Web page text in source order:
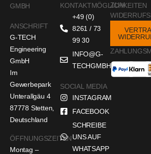
GMBH
ANSCHRIFT
G-TECH
Engineering
GmbH
Im
Gewerbepark
Unterallgäu 4
87778 Stetten,
Deutschland
ÖFFNUNGSZEITEN
Montag –
KONTAKTMÖGLICHKEITEN
+49 (0)
8261 / 73
99 30
INFO@G-
TECHGMBH.DE
SOCIAL MEDIA
INSTAGRAM
FACEBOOK
SCHREIBE
UNS AUF
WHATSAPP
ZUM